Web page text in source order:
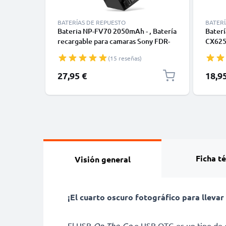
BATERÍAS DE REPUESTO
Bateria NP-FV70 2050mAh - , Batería
recargable para camaras Sony FDR-
CX625 CX450 CX900 CX680 HDR-
PJ675 NEX-VG30
(15 reseñas)
27,95 €
Visión general Ficha
¡El cuarto oscuro fotográfico para llevar